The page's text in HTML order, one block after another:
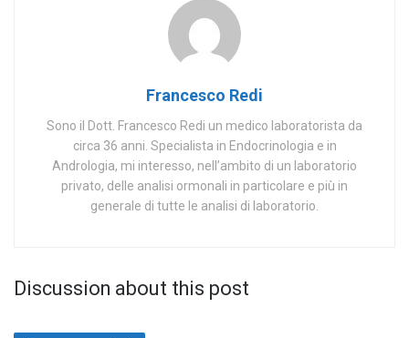
Francesco Redi
Sono il Dott. Francesco Redi un medico laboratorista da
circa 36 anni. Specialista in Endocrinologia e in
Andrologia, mi interesso, nell’ambito di un laboratorio
privato, delle analisi ormonali in particolare e più in
generale di tutte le analisi di laboratorio.
Discussion about this post